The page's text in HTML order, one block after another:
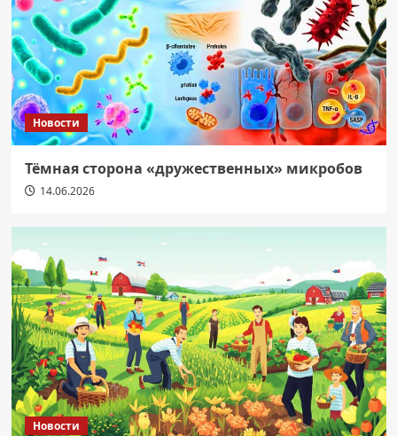
Новости
Тёмная сторона «дружественных» микробов
14.06.2026
Новости